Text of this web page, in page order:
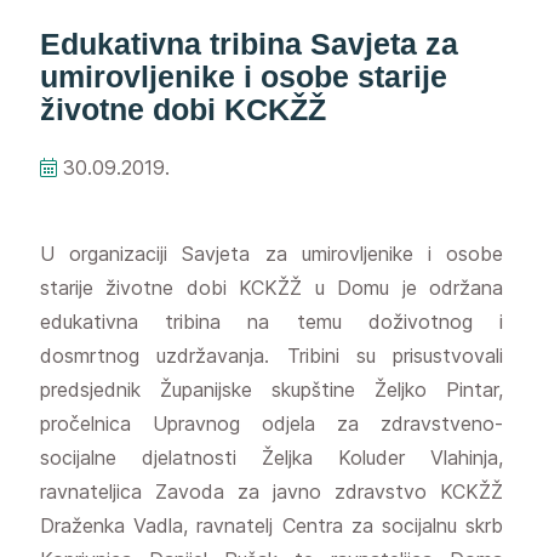
Edukativna tribina Savjeta za
umirovljenike i osobe starije
životne dobi KCKŽŽ
30.09.2019.
U organizaciji Savjeta za umirovljenike i osobe
starije životne dobi KCKŽŽ u Domu je održana
edukativna tribina na temu doživotnog i
dosmrtnog uzdržavanja. Tribini su prisustvovali
predsjednik Županijske skupštine Željko Pintar,
pročelnica Upravnog odjela za zdravstveno-
socijalne djelatnosti Željka Koluder Vlahinja,
ravnateljica Zavoda za javno zdravstvo KCKŽŽ
Draženka Vadla, ravnatelj Centra za socijalnu skrb